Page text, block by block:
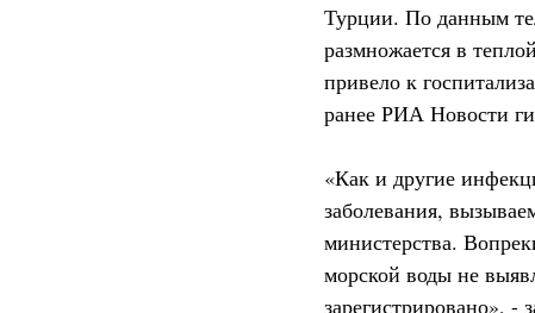
Турции. По данным
размножается в
привело к
ранее РИА Новости
«Как и другие
заболевания,
министерства.
морской воды не
зарегистрировано»,